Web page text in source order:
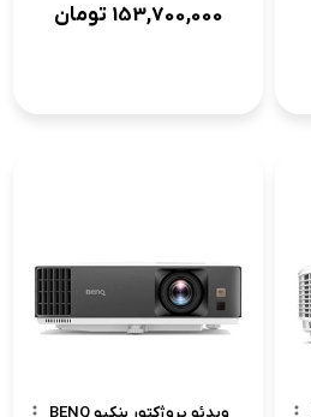
153,700,000 تومان
ویدئو پروژکتور بنکیو BENQ